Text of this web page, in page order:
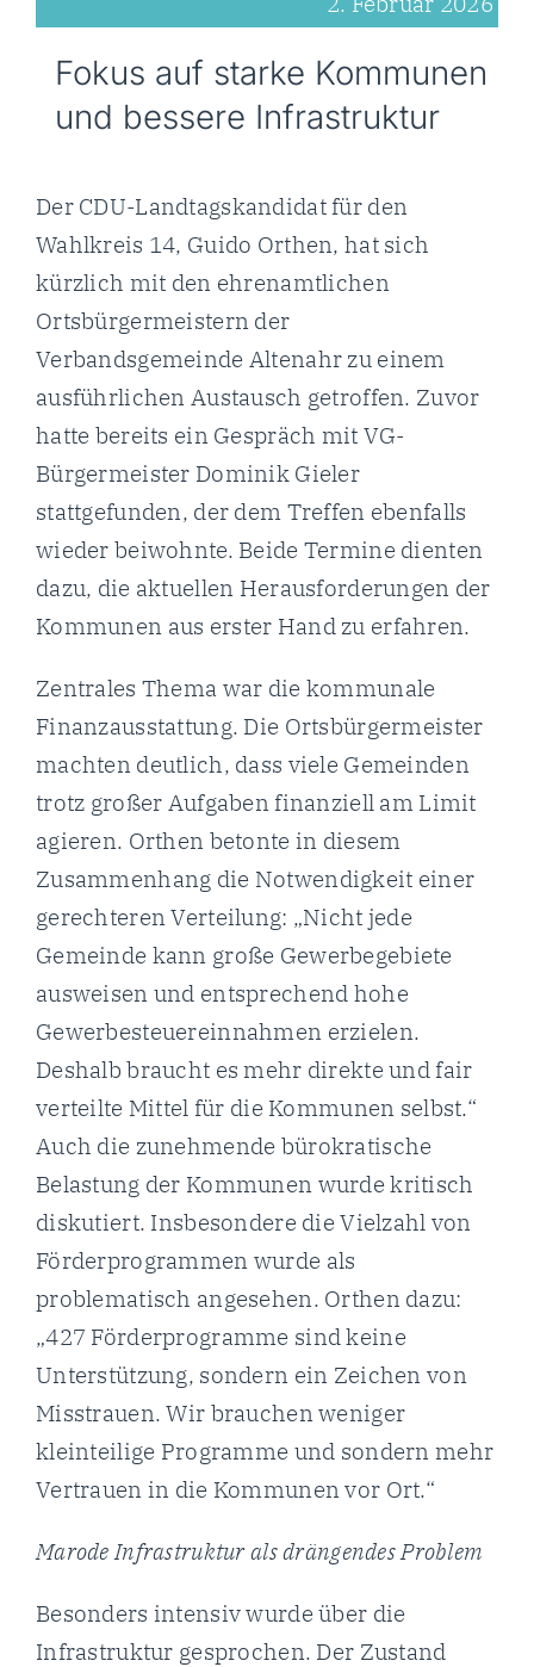
Fokus auf starke Kommunen
und bessere Infrastruktur
Der CDU-Landtagskandidat für den
Wahlkreis 14, Guido Orthen, hat sich
kürzlich mit den ehrenamtlichen
Ortsbürgermeistern der
Verbandsgemeinde Altenahr zu einem
ausführlichen Austausch getroffen. Zuvor
hatte bereits ein Gespräch mit VG-
Bürgermeister Dominik Gieler
stattgefunden, der dem Treffen ebenfalls
wieder beiwohnte. Beide Termine dienten
dazu, die aktuellen Herausforderungen der
Kommunen aus erster Hand zu erfahren.
Zentrales Thema war die kommunale
Finanzausstattung. Die Ortsbürgermeister
machten deutlich, dass viele Gemeinden
trotz großer Aufgaben finanziell am Limit
agieren. Orthen betonte in diesem
Zusammenhang die Notwendigkeit einer
gerechteren Verteilung: „Nicht jede
Gemeinde kann große Gewerbegebiete
ausweisen und entsprechend hohe
Gewerbesteuereinnahmen erzielen.
Deshalb braucht es mehr direkte und fair
verteilte Mittel für die Kommunen selbst.“
Auch die zunehmende bürokratische
Belastung der Kommunen wurde kritisch
diskutiert. Insbesondere die Vielzahl von
Förderprogrammen wurde als
problematisch angesehen. Orthen dazu:
„427 Förderprogramme sind keine
Unterstützung, sondern ein Zeichen von
Misstrauen. Wir brauchen weniger
kleinteilige Programme und sondern mehr
Vertrauen in die Kommunen vor Ort.“
Marode Infrastruktur als drängendes Problem
Besonders intensiv wurde über die
Infrastruktur gesprochen. Der Zustand